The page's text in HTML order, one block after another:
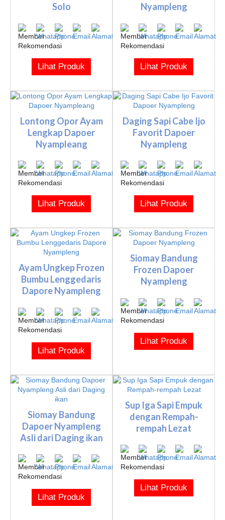
Solo
Lihat Produk
Nyampleng
Lihat Produk
Lontong Opor Ayam
Lengkap Dapoer
Nyampleang
Lihat Produk
Daging Sapi Cabe Ijo
Favorit Dapoer
Nyampleng
Lihat Produk
Ayam Ungkep Frozen
Bumbu Lenggedaris
Dapore Nyampleng
Lihat Produk
Siomay Bandung
Frozen Dapoer
Nyampleng
Lihat Produk
Siomay Bandung
Dapoer Nyampleng
Asli dari Daging ikan
Lihat Produk
Sup Iga Sapi Empuk
dengan Rempah-
rempah Lezat
Lihat Produk